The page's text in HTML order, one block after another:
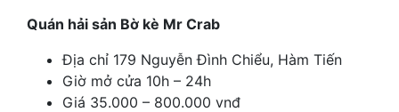
Quán hải sản Bờ kè Mr Crab
Địa chỉ 179 Nguyễn Đình Chiểu, Hàm Tiến
Giờ mở cửa 10h – 24h
Giá 35.000 – 800.000 vnđ